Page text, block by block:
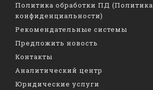
Политика обработки ПД (Политика
конфиденциальности)
Рекомендательные системы
Предложить новость
Контакты
Аналитический центр
Юридические услуги